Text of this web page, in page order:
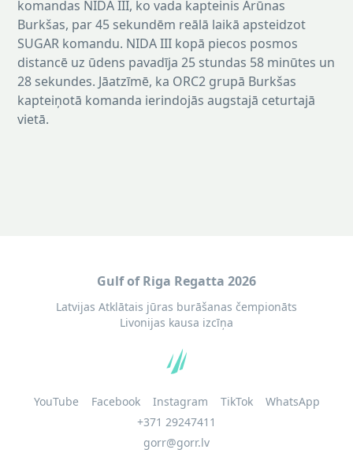
komandas NIDA III, ko vada kapteinis Arūnas
Burkšas, par 45 sekundēm reālā laikā apsteidzot
SUGAR komandu. NIDA III kopā piecos posmos
distancē uz ūdens pavadīja 25 stundas 58 minūtes un
28 sekundes. Jāatzīmē, ka ORC2 grupā Burkšas
kapteiņotā komanda ierindojās augstajā ceturtajā
vietā.
Gulf of Riga Regatta 2026
Latvijas Atklātais jūras burāšanas čempionāts
Livonijas kausa izcīņa
YouTube Facebook Instagram TikTok
WhatsApp
+371 29247411
gorr@gorr.lv